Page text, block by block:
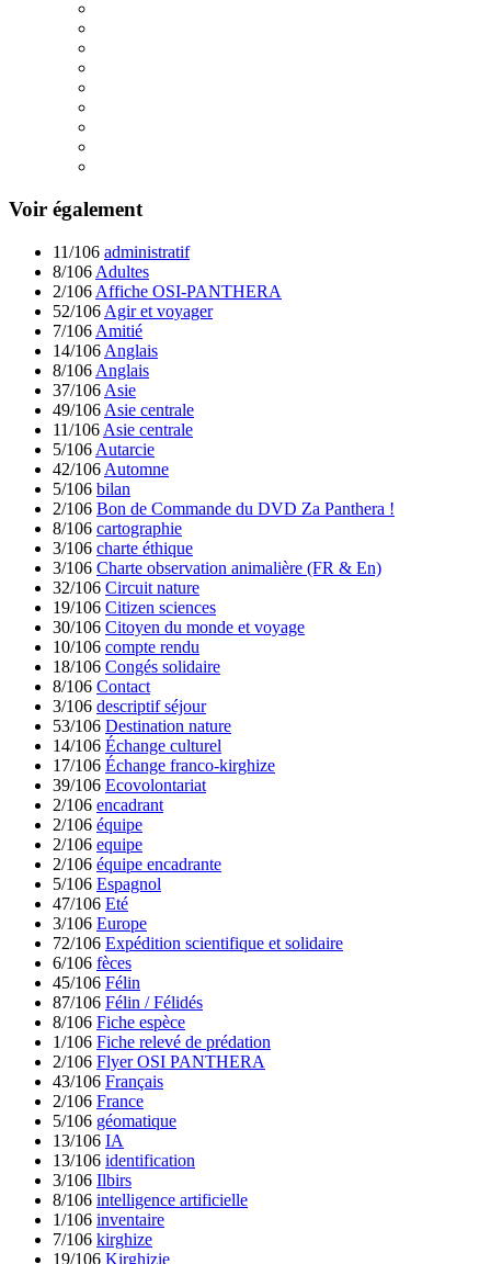
Voir également
11/106 administratif
8/106 Adultes
2/106 Affiche OSI-PANTHERA
52/106 Agir et voyager
7/106 Amitié
14/106 Anglais
8/106 Anglais
37/106 Asie
49/106 Asie centrale
11/106 Asie centrale
5/106 Autarcie
42/106 Automne
5/106 bilan
2/106 Bon de Commande du DVD Za Panthera !
8/106 cartographie
3/106 charte éthique
3/106 Charte observation animalière (FR & En)
32/106 Circuit nature
19/106 Citizen sciences
30/106 Citoyen du monde et voyage
10/106 compte rendu
18/106 Congés solidaire
8/106 Contact
3/106 descriptif séjour
53/106 Destination nature
14/106 Échange culturel
17/106 Échange franco-kirghize
39/106 Ecovolontariat
2/106 encadrant
2/106 équipe
2/106 equipe
2/106 équipe encadrante
5/106 Espagnol
47/106 Eté
3/106 Europe
72/106 Expédition scientifique et solidaire
6/106 fèces
45/106 Félin
87/106 Félin / Félidés
8/106 Fiche espèce
1/106 Fiche relevé de prédation
2/106 Flyer OSI PANTHERA
43/106 Français
2/106 France
5/106 géomatique
13/106 IA
13/106 identification
3/106 Ilbirs
8/106 intelligence artificielle
1/106 inventaire
7/106 kirghize
19/106 Kirghizie